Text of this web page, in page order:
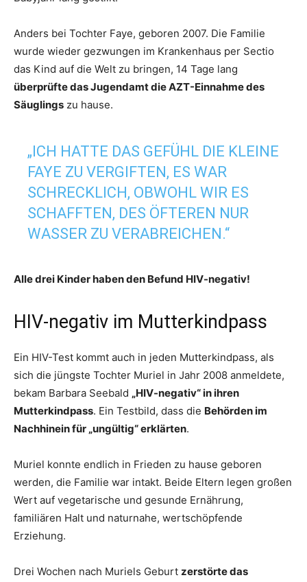
Anders bei Tochter Faye, geboren 2007. Die Familie
wurde wieder gezwungen im Krankenhaus per Sectio
das Kind auf die Welt zu bringen, 14 Tage lang
überprüfte das Jugendamt die AZT-Einnahme des
Säuglings zu hause.
„ICH HATTE DAS GEFÜHL DIE KLEINE
FAYE ZU VERGIFTEN, ES WAR
SCHRECKLICH, OBWOHL WIR ES
SCHAFFTEN, DES ÖFTEREN NUR
WASSER ZU VERABREICHEN.“
Alle drei Kinder haben den Befund HIV-negativ!
HIV-negativ im Mutterkindpass
Ein HIV-Test kommt auch in jeden Mutterkindpass, als
sich die jüngste Tochter Muriel in Jahr 2008 anmeldete,
bekam Barbara Seebald „HIV-negativ“ in ihren
Mutterkindpass. Ein Testbild, dass die Behörden im
Nachhinein für „ungültig“ erklärten.
Muriel konnte endlich in Frieden zu hause geboren
werden, die Familie war intakt. Beide Eltern legen großen
Wert auf vegetarische und gesunde Ernährung,
familiären Halt und naturnahe, wertschöpfende
Erziehung.
Drei Wochen nach Muriels Geburt zerstörte das